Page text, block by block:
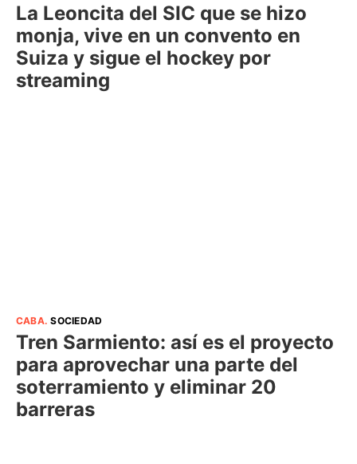
La Leoncita del SIC que se hizo
monja, vive en un convento en
Suiza y sigue el hockey por
streaming
CABA.SOCIEDAD
Tren Sarmiento: así es el proyecto
para aprovechar una parte del
soterramiento y eliminar 20
barreras